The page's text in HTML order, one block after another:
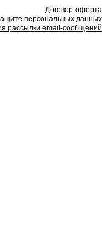
Договор-оферта
персональных данных
рассылки email-сообщений